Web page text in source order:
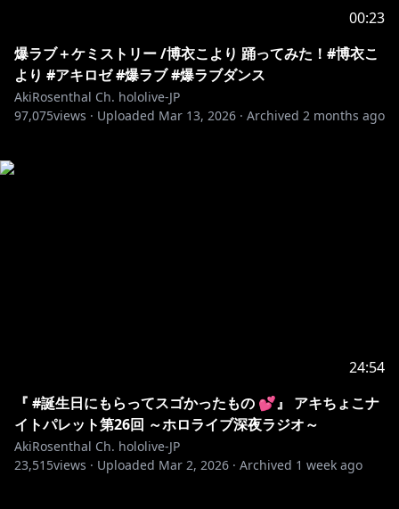
00:23
爆ラブ＋ケミストリー /博衣こより 踊ってみた！#博衣こ
より #アキロゼ #爆ラブ #爆ラブダンス
AkiRosenthal Ch. hololive-JP
97,075views · Uploaded Mar 13, 2026 · Archived 2 months ago
24:54
『 #誕生日にもらってスゴかったもの 💕』 アキちょこナ
イトパレット第26回 ～ホロライブ深夜ラジオ～
AkiRosenthal Ch. hololive-JP
23,515views · Uploaded Mar 2, 2026 · Archived 1 week ago